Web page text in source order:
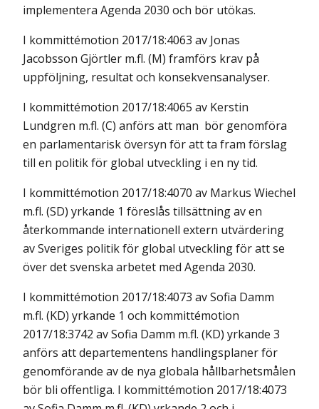
implementera Agenda 2030 och bör utökas.
I kommittémotion 2017/18:4063 av Jonas
Jacobsson Gjörtler m.fl. (M) framförs krav på
uppföljning, resultat och konsekvensanalyser.
I kommittémotion 2017/18:4065 av Kerstin
Lundgren m.fl. (C) anförs att man bör genomföra
en parlamentarisk översyn för att ta fram förslag
till en politik för global utveckling i en ny tid.
I kommittémotion 2017/18:4070 av Markus Wiechel
m.fl. (SD) yrkande 1 föreslås tillsättning av en
återkommande internationell extern utvärdering
av Sveriges politik för global utveckling för att se
över det svenska arbetet med Agenda 2030.
I kommittémotion 2017/18:4073 av Sofia Damm
m.fl. (KD) yrkande 1 och kommittémotion
2017/18:3742 av Sofia Damm m.fl. (KD) yrkande 3
anförs att departementens handlingsplaner för
genomförande av de nya globala hållbarhetsmålen
bör bli offentliga. I kommittémotion 2017/18:4073